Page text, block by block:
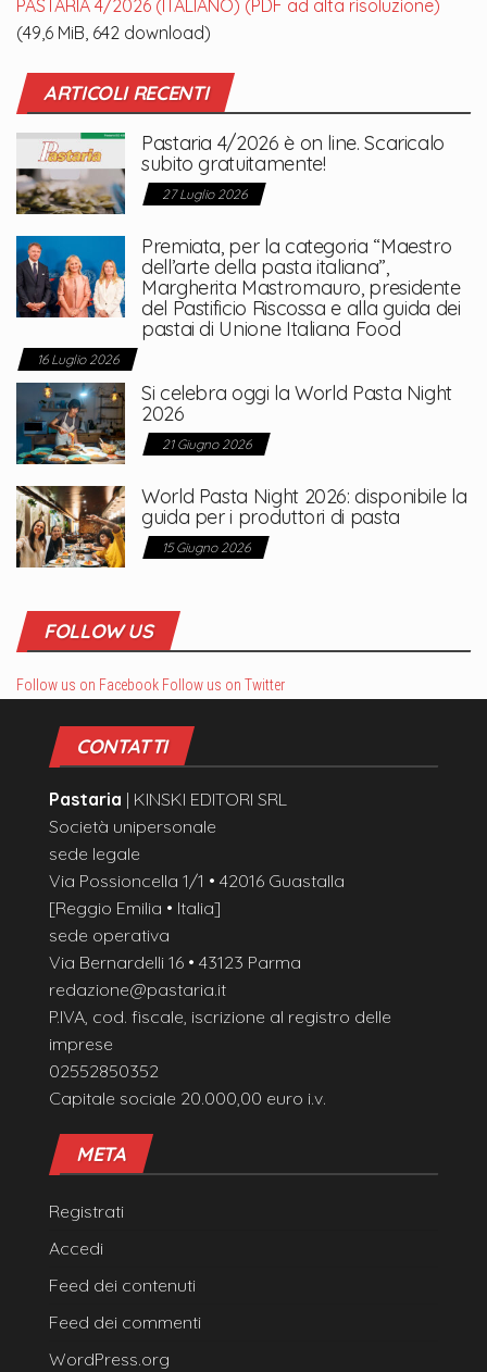
PASTARIA 4/2026 (ITALIANO) (PDF ad alta risoluzione)
(49,6 MiB, 642 download)
ARTICOLI RECENTI
Pastaria 4/2026 è on line. Scaricalo
subito gratuitamente!
27 Luglio 2026
Premiata, per la categoria “Maestro
dell’arte della pasta italiana”,
Margherita Mastromauro, presidente
del Pastificio Riscossa e alla guida dei
pastai di Unione Italiana Food
16 Luglio 2026
Si celebra oggi la World Pasta Night
2026
21 Giugno 2026
World Pasta Night 2026: disponibile la
guida per i produttori di pasta
15 Giugno 2026
FOLLOW US
Follow us on Facebook Follow us on Twitter
CONTATTI
Pastaria | KINSKI EDITORI SRL
Società unipersonale
sede legale
Via Possioncella 1/1 • 42016 Guastalla
[Reggio Emilia • Italia]
sede operativa
Via Bernardelli 16 • 43123 Parma
redazione@pastaria.it
P.IVA, cod. fiscale, iscrizione al registro delle
imprese
02552850352
Capitale sociale 20.000,00 euro i.v.
META
Registrati
Accedi
Feed dei contenuti
Feed dei commenti
WordPress.org